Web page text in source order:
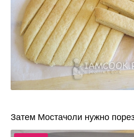
Затем Мостачоли нужно